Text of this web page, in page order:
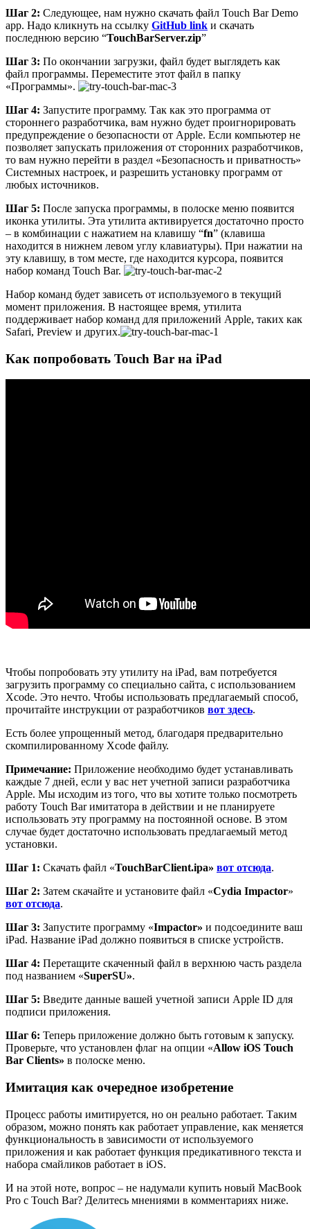
Шаг 2: Следующее, нам нужно скачать файл Touch Bar Demo
app. Надо кликнуть на ссылку GitHub link и скачать
последнюю версию “TouchBarServer.zip”
Шаг 3: По окончании загрузки, файл будет выглядеть как
файл программы. Переместите этот файл в папку
«Программы».
Шаг 4: Запустите программу. Так как это программа от
стороннего разработчика, вам нужно будет проигнорировать
предупреждение о безопасности от Apple. Если компьютер не
позволяет запускать приложения от сторонних разработчиков,
то вам нужно перейти в раздел «Безопасность и приватность»
Системных настроек, и разрешить установку программ от
любых источников.
Шаг 5: После запуска программы, в полоске меню появится
иконка утилиты. Эта утилита активируется достаточно просто
– в комбинации с нажатием на клавишу “fn” (клавиша
находится в нижнем левом углу клавиатуры). При нажатии на
эту клавишу, в том месте, где находится курсора, появится
набор команд Touch Bar.
Набор команд будет зависеть от используемого в текущий
момент приложения. В настоящее время, утилита
поддерживает набор команд для приложений Apple, таких как
Safari, Preview и других.
Как попробовать Touch Bar на iPad
Чтобы попробовать эту утилиту на iPad, вам потребуется
загрузить программу со специально сайта, с использованием
Xcode. Это нечто. Чтобы использовать предлагаемый способ,
прочитайте инструкции от разработчиков вот здесь.
Есть более упрощенный метод, благодаря предварительно
скомпилированному Xcode файлу.
Примечание: Приложение необходимо будет устанавливать
каждые 7 дней, если у вас нет учетной записи разработчика
Apple. Мы исходим из того, что вы хотите только посмотреть
работу Touch Bar имитатора в действии и не планируете
использовать эту программу на постоянной основе. В этом
случае будет достаточно использовать предлагаемый метод
установки.
Шаг 1: Скачать файл «TouchBarClient.ipa» вот отсюда.
Шаг 2: Затем скачайте и установите файл «Cydia Impactor»
вот отсюда.
Шаг 3: Запустите программу «Impactor» и подсоедините ваш
iPad. Название iPad должно появиться в списке устройств.
Шаг 4: Перетащите скаченный файл в верхнюю часть раздела
под названием «SuperSU».
Шаг 5: Введите данные вашей учетной записи Apple ID для
подписи приложения.
Шаг 6: Теперь приложение должно быть готовым к запуску.
Проверьте, что установлен флаг на опции «Allow iOS Touch
Bar Clients» в полоске меню.
Имитация как очередное изобретение
Процесс работы имитируется, но он реально работает. Таким
образом, можно понять как работает управление, как меняется
функциональность в зависимости от используемого
приложения и как работает функция предикативного текста и
набора смайликов работает в iOS.
И на этой ноте, вопрос – не надумали купить новый MacBook
Pro с Touch Bar? Делитесь мнениями в комментариях ниже.